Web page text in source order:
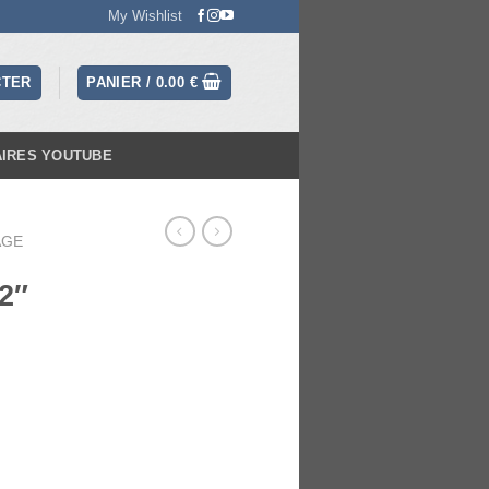
My Wishlist
PANIER / 0.00 €
YOUTUBE